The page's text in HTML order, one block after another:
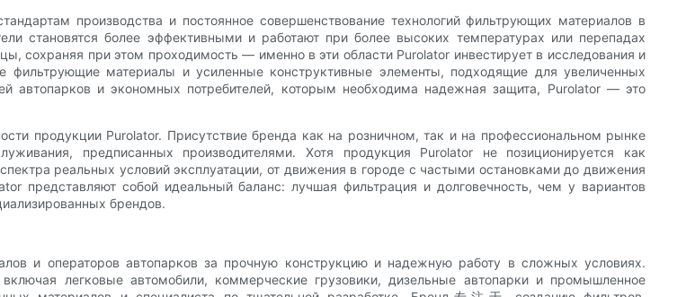
производства и постоянное совершенствование технологий фильтрующих материалов в
становятся более эффективными и работают при более высоких температурах или перепадах
сохраняя при этом проходимость — именно в эти области Purolator инвестирует в исследования и
фильтрующие материалы и усиленные конструктивные элементы, подходящие для увеличенных
автопарков и экономных потребителей, которым необходима надежная защита, Purolator — это
продукции Purolator. Присутствие бренда как на розничном, так и на профессиональном рынке
предписанных производителями. Хотя продукция Purolator не позиционируется как
реальных условий эксплуатации, от движения в городе с частыми остановками до движения
представляют собой идеальный баланс: лучшая фильтрация и долговечность, чем у вариантов
брендов.
и операторов автопарков за прочную конструкцию и надежную работу в сложных условиях.
легковые автомобили, коммерческие грузовики, дизельные автопарки и промышленное